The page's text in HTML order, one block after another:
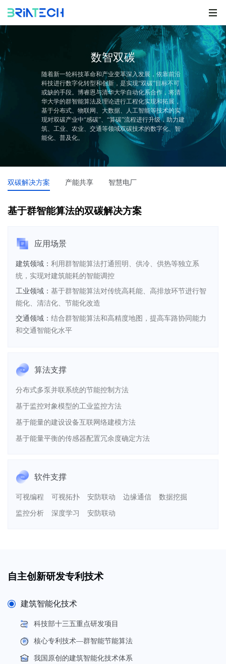
数智双碳
随着新一轮科技革命和产业变革深入发展，依靠前沿
科技进行数字化转型和创新，是实现“双碳”目标不可
或缺的手段。博睿恩与清华大学自动化系合作，将清
华大学的群智能算法及理论进行工程化实现和拓展，
基于分布式、物联网、大数据、人工智能等技术的实
现对双碳产业中“感碳”、“算碳”流程进行升级，助力建
筑、工业、农业、交通等领域双碳技术的数字化、智
能化、普及化。
双碳解决方案 产能共享 智慧电厂
基于群智能算法的双碳解决方案
应用场景
建筑领域： 利用群智能算法打通照明、供冷、供热等独立系
统，实现对建筑能耗的智能调控
工业领域： 基于群智能算法对传统高耗能、高排放环节进行智
能化、清洁化、节能化改造
交通领域： 结合群智能算法和高精度地图，提高车路协同能力
和交通智能化水平
算法支撑
分布式多泵并联系统的节能控制方法
基于监控对象模型的工业监控方法
基于能量的建设设备互联网络建模方法
基于能量平衡的传感器配置冗余度确定方法
软件支撑
可视编程 可视拓扑 安防联动 边缘通信 数据挖掘
监控分析 深度学习 安防联动
自主创新研发专利技术
建筑智能化技术
科技部十三五重点研发项目
核心专利技术—群智能节能算法
我国原创的建筑智能化技术体系